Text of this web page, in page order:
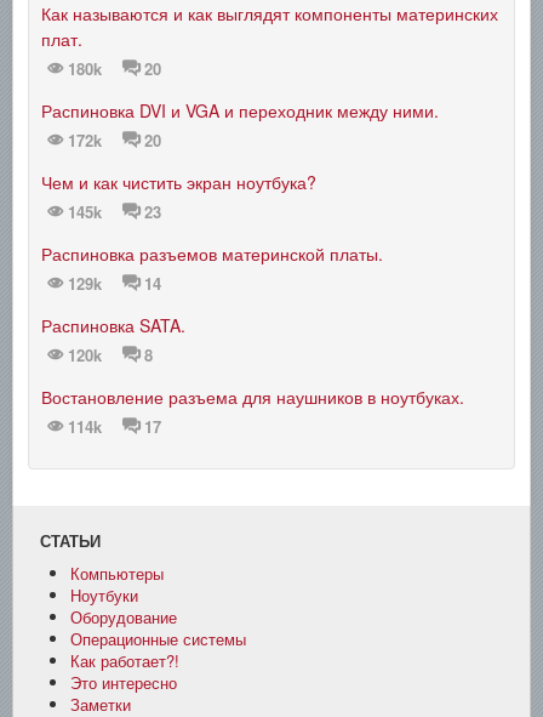
Как называются и как выглядят компоненты материнских
плат.
180k 20
Распиновка DVI и VGA и переходник между ними.
172k 20
Чем и как чистить экран ноутбука?
145k 23
Распиновка разъемов материнской платы.
129k 14
Распиновка SATA.
120k 8
Востановление разъема для наушников в ноутбуках.
114k 17
СТАТЬИ
Компьютеры
Ноутбуки
Оборудование
Операционные системы
Как работает?!
Это интересно
Заметки